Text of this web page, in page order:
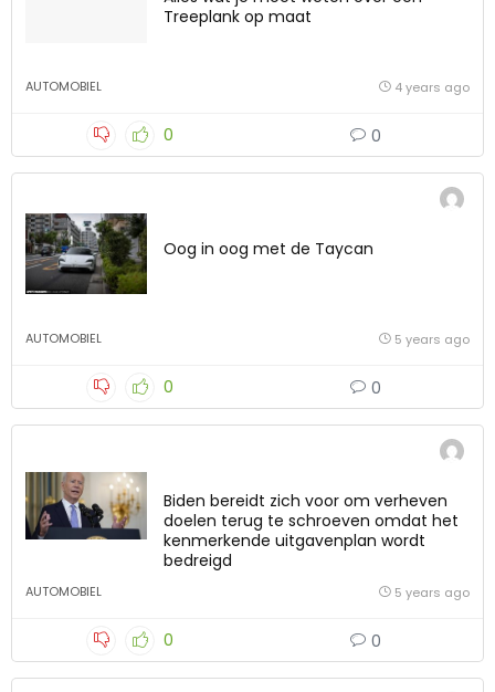
Treeplank op maat
AUTOMOBIEL 4 years ago
0 0
Oog in oog met de Taycan
AUTOMOBIEL 5 years ago
0 0
Biden bereidt zich voor om verheven
doelen terug te schroeven omdat het
kenmerkende uitgavenplan wordt
bedreigd
AUTOMOBIEL 5 years ago
0 0